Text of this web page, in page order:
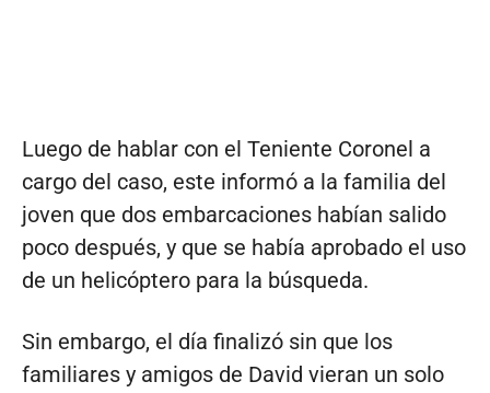
Luego de hablar con el Teniente Coronel a
cargo del caso, este informó a la familia del
joven que dos embarcaciones habían salido
poco después, y que se había aprobado el uso
de un helicóptero para la búsqueda.
Sin embargo, el día finalizó sin que los
familiares y amigos de David vieran un solo